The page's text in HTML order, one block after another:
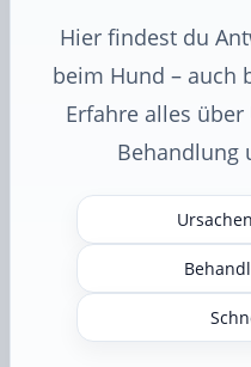
Hier findest du
beim Hund – auch
Erfahre alles
Behandlung